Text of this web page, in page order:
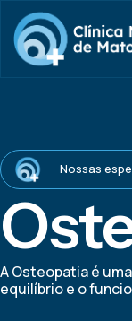
Nossas
A Osteopatia é
equilíbrio e o